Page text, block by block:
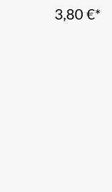
3,80€*